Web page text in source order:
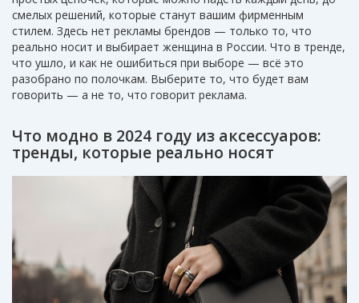
смелых решений, которые станут вашим фирменным
стилем. Здесь нет рекламы брендов — только то, что
реально носит и выбирает женщина в России. Что в тренде,
что ушло, и как не ошибиться при выборе — всё это
разобрано по полочкам. Выберите то, что будет вам
говорить — а не то, что говорит реклама.
Что модно в 2024 году из аксессуаров:
тренды, которые реально носят